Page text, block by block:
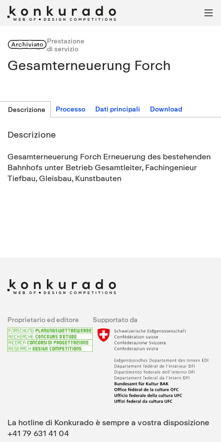

ArchiviatoPrestazione
di servizio
Gesamterneuerung Forch
Descrizione Processo Dati principali Download
Descrizione
Gesamterneuerung Forch Erneuerung des bestehenden
Bahnhofs unter Betrieb Gesamtleiter, Fachingenieur
Tiefbau, Gleisbau, Kunstbauten
Proprietario ed editore Supportato da
La hotline di Konkurado è sempre a vostra disposizione
+41 79 631 41 04